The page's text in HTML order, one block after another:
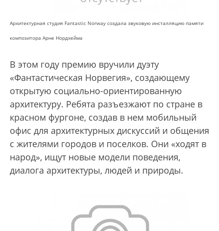
Архитектурная студия Fantastic Norway создала звуковую инсталляцию памяти
композитора Арне Нордхейма
В этом году премию вручили дуэту
«Фантастическая Норвегия», создающему
открытую социально-ориентированную
архитектуру. Ребята разъезжают по стране в
красном фургоне, создав в нем мобильный
офис для архитектурных дискуссий и общения
с жителями городов и поселков. Они «ходят в
народ», ищут новые модели поведения,
диалога архитектуры, людей и природы.